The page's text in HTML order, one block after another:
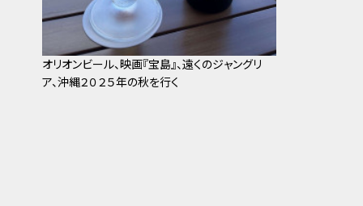
オリオンビール、映画『宝島』、遠くのジャングリ
ア、沖縄２０２５年の秋を行く